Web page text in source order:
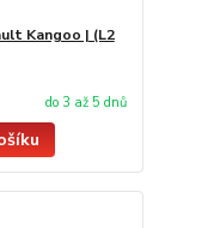
Kangoo | (L2
do 3 až 5 dnů